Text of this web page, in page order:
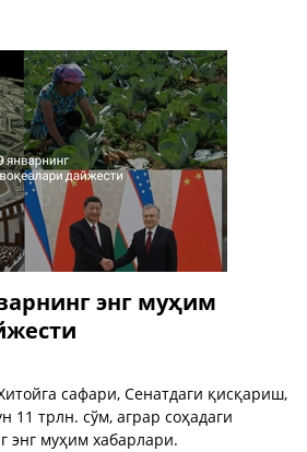
энг муҳим
сафари, Сенатдаги қисқариш,
11 трлн. сўм, аграр соҳадаги
энг муҳим хабарлари.